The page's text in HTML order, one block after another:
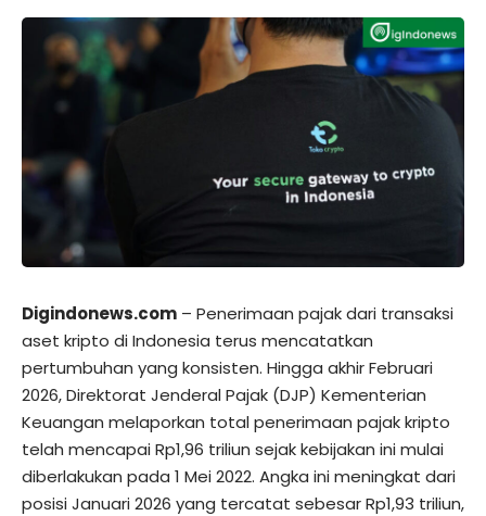
Digindonews.com – Penerimaan pajak dari transaksi
aset kripto di Indonesia terus mencatatkan
pertumbuhan yang konsisten. Hingga akhir Februari
2026, Direktorat Jenderal Pajak (DJP) Kementerian
Keuangan melaporkan total penerimaan pajak kripto
telah mencapai Rp1,96 triliun sejak kebijakan ini mulai
diberlakukan pada 1 Mei 2022. Angka ini meningkat dari
posisi Januari 2026 yang tercatat sebesar Rp1,93 triliun,